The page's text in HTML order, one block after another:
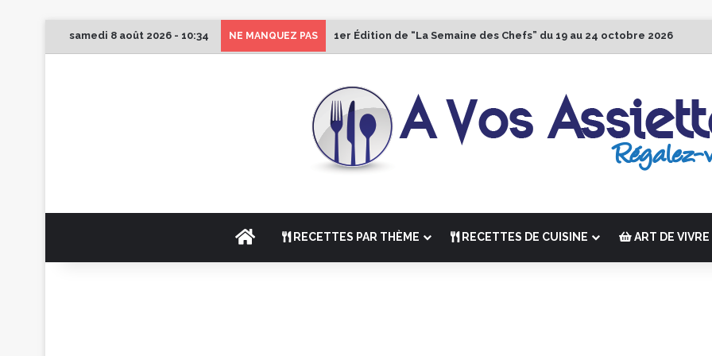
samedi 8 août 2026 - 10:34 NE MANQUEZ PAS 1er Édition de “La Semaine des Chefs” du 19 au 24 octobre 2026
ACCUEILRECETTES PAR THÈME RECETTES DE CUISINE ART DE VIVRE